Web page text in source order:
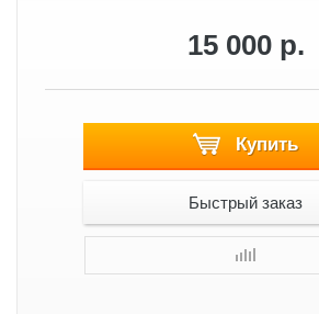
15 000 р.
Купить
Быстрый заказ